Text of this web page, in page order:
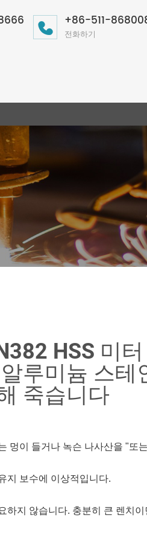
+86-511-
전화하기
HSS 미
루미늄 스테
죽습니다
멍이 들거나 녹슨 나사산을 "또
지 보수에 이상적입니다.
하지 않습니다. 충분히 큰 렌치